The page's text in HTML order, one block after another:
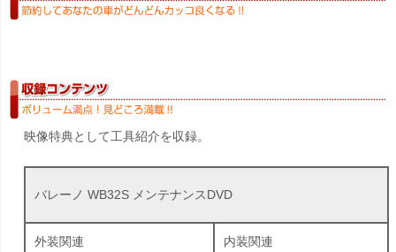
映像特典として工具紹介を収録。
バレーノ WB32S メンテナンスDVD
外装関連 内装関連